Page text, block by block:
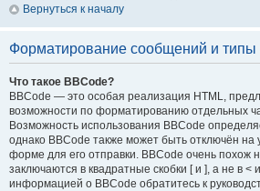
Вернуться к началу
Форматирование сообщений и типы
Что такое BBCode?
BBCode — это особая реализация HTML,
возможности по форматированию отдельных
Возможность использования BBCode
однако BBCode также может быть отключён на
форме для его отправки. BBCode очень похож
заключаются в квадратные скобки [ и ], а не в <
информацией о BBCode обратитесь к